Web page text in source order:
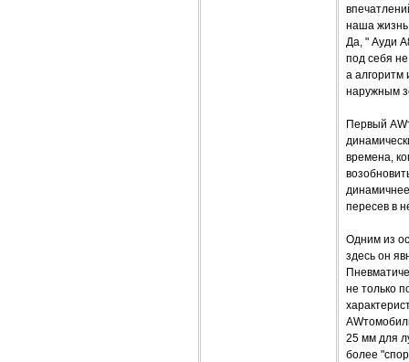
наша жизнь
Да, " Ауди
под себя
а алгоритм
наружным
Первый
времена,
пересев в
Одним из
здесь он
не только
25 мм для
более